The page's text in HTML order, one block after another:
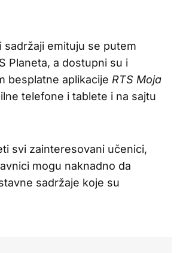
sadržaji emituju se putem
Planeta, a dostupni su i
besplatne aplikacije RTS Moja
telefone i tablete i na sajtu
svi zainteresovani učenici,
mogu naknadno da
sadržaje koje su